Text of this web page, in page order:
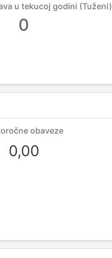
u tekucoj godini (Tuženi)
0
obaveze
0,00